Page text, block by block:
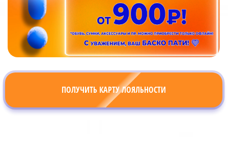
ПОЛУЧИТЬ КАРТУ ЛОЯЛЬНОСТИ